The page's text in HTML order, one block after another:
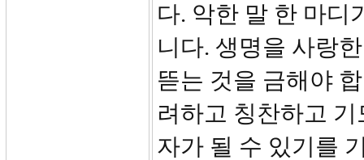
다. 악한 말 한 마디
니다. 생명을 사랑
뜯는 것을 금해야
려하고 칭찬하고
자가 될 수 있기를